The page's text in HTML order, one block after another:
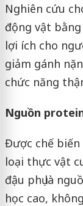
Nghiên cứu
động vật
lợi ích cho
giảm gánh
chức năng
Nguồn
Được chế
loại thực vật
đậu phụ là
học cao,